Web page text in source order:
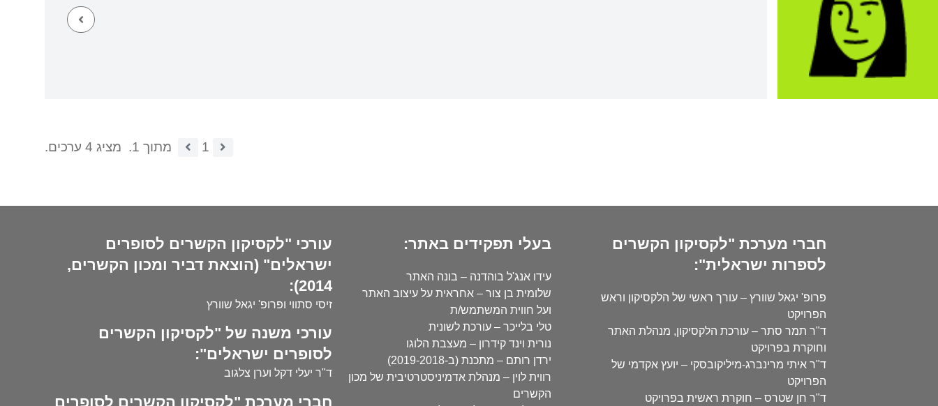
1 מתוך 1. מציג 4 ערכים.
חברי מערכת "לקסיקון הקשרים
לספרות ישראלית":
פרופ' יגאל שוורץ – עורך ראשי של הלקסיקון וראש
הפרויקט
ד"ר תמר סתר – עורכת הלקסיקון, מנהלת האתר
וחוקרת בפרויקט
ד"ר איתי מרינברג-מיליקובסקי – יועץ אקדמי של
הפרויקט
ד"ר חן שטרס – חוקרת ראשית בפרויקט
בעלי תפקידים באתר:
עידו אנג'ל בוהדנה – בונה האתר
שלומית בן צור – אחראית על עיצוב האתר
ועל חווית המשתמש/ת
טלי בלייכר – עורכת לשונית
נורית וינד קידרון – מעצבת הלוגו
ירדן רותם – מתכנת (ב-2019-2018)
רווית לוין – מנהלת אדמיניסטרטיבית של מכון
הקשרים
עורכי "לקסיקון הקשרים לסופרים
ישראלים" (הוצאת דביר ומכון הקשרים,
2014):
זיסי סתווי ופרופ' יגאל שוורץ
עורכי משנה של "לקסיקון הקשרים
לסופרים ישראלים":
ד"ר יעלי דקל וערן צלגוב
חברי מערכת "לקסיקון הקשרים לסופרים